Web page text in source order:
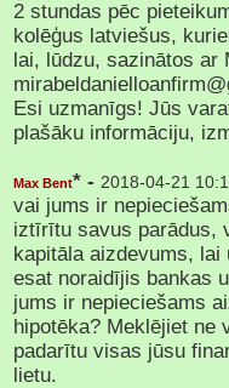
2 stundas pēc
kolēģus latviešus,
lai, lūdzu, sazinātos ar
Esi uzmanīgs! Jūs
plašāku informāciju,
Max Bent* - 2018-04-21
vai jums ir
iztīrītu savus parādus,
kapitāla aizdevums, lai
esat noraidījis bankas
jums ir nepieciešams
hipotēka? Meklējiet ne
padarītu visas jūsu
lietu.